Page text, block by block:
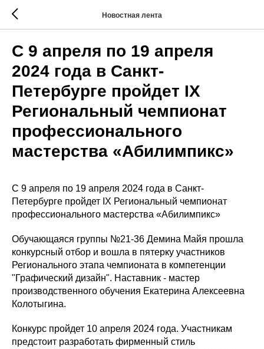
Новостная лента
С 9 апреля по 19 апреля
2024 года в Санкт-
Петербурге пройдет IX
Региональный чемпионат
профессионального
мастерства «Абилимпикс»
С 9 апреля по 19 апреля 2024 года в Санкт-
Петербурге пройдет IX Региональный чемпионат
профессионального мастерства «Абилимпикс»
Обучающаяся группы №21-36 Демина Майя прошла
конкурсный отбор и вошла в пятерку участников
Регионального этапа чемпионата в компетенции
"Графический дизайн". Наставник - мастер
производственного обучения Екатерина Алексеевна
Колотыгина.
Конкурс пройдет 10 апреля 2024 года. Участникам
предстоит разработать фирменный стиль